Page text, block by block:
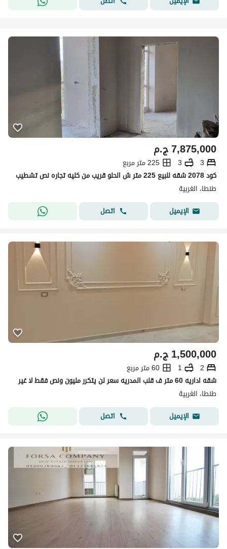
ج.م7,875,000
3
3
225 متر مربع
كود 2078 شقه للبيع 225 متر ش الحلو قريب من كليه تجاره نص تشطيب
طنطا، الغربية
الإيميل
اتصل
ج.م1,500,000
2
1
60 متر مربع
شقه اداريه 60 متر ف قلب المدريه سعر لن يتكرر مليون ونص فقط لا غير
طنطا، الغربية
الإيميل
اتصل